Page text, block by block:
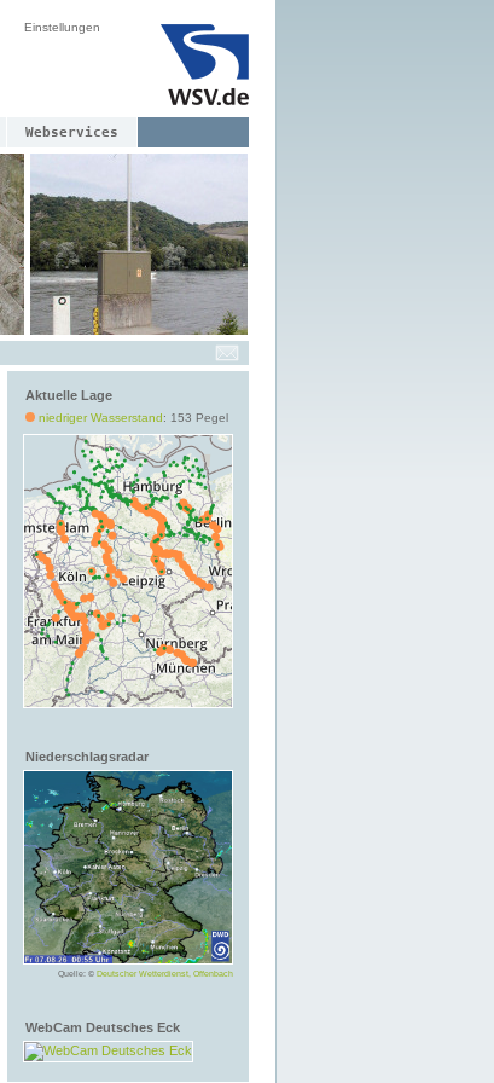
Einstellungen
Webservices
Aktuelle Lage
niedriger Wasserstand: 153 Pegel
Niederschlagsradar
Quelle: © Deutscher Wetterdienst, Offenbach
WebCam Deutsches Eck